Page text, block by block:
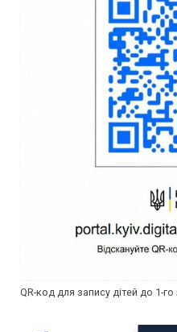
QR-код для запису дітей до 1-го